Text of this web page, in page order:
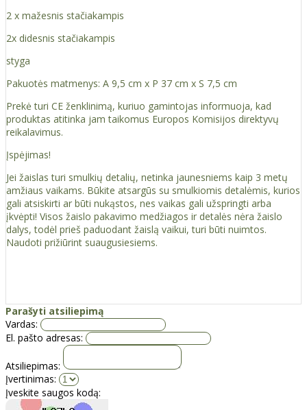
2 x mažesnis stačiakampis
2x didesnis stačiakampis
styga
Pakuotės matmenys: A 9,5 cm x P 37 cm x S 7,5 cm
Prekė turi CE ženklinimą, kuriuo gamintojas informuoja, kad
produktas atitinka jam taikomus Europos Komisijos direktyvų
reikalavimus.
Įspėjimas!
Jei žaislas turi smulkių detalių, netinka jaunesniems kaip 3 metų
amžiaus vaikams. Būkite atsargūs su smulkiomis detalėmis, kurios
gali atsiskirti ar būti nukąstos, nes vaikas gali užspringti arba
įkvėpti! Visos žaislо pakavimo medžiagos ir detalės nėra žaislo
dalys, todėl prieš paduodant žaislą vaikui, turi būti nuimtos.
Naudoti prižiūrint suaugusiesiems.
Parašyti atsiliepimą
Vardas:
El. pašto adresas:
Atsiliepimas:
Įvertinimas:
Įveskite saugos kodą: